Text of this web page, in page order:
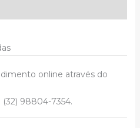
online através do
98804-7354.